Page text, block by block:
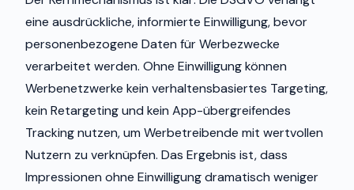
eine ausdrückliche, informierte Einwilligung, bevor
personenbezogene Daten für Werbezwecke
verarbeitet werden. Ohne Einwilligung können
Werbenetzwerke kein verhaltensbasiertes Targeting,
kein Retargeting und kein App-übergreifendes
Tracking nutzen, um Werbetreibende mit wertvollen
Nutzern zu verknüpfen. Das Ergebnis ist, dass
Impressionen ohne Einwilligung dramatisch weniger